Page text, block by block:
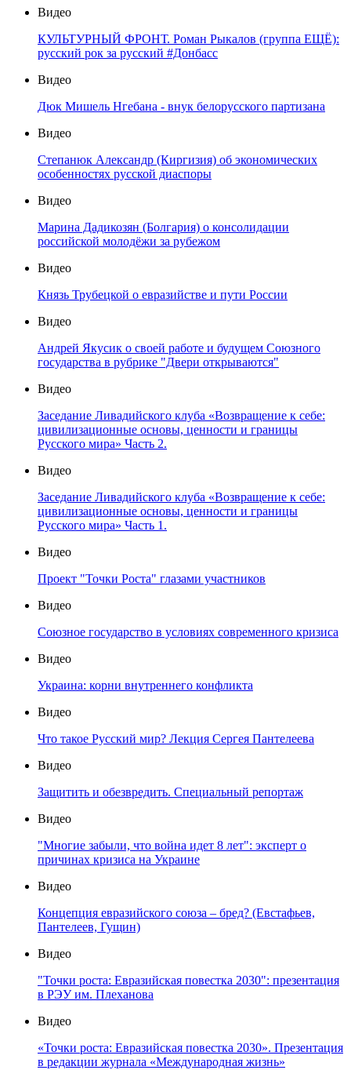
Видео
КУЛЬТУРНЫЙ ФРОНТ. Роман Рыкалов (группа ЕЩЁ):
русский рок за русский #Донбасс
Видео
Дюк Мишель Нгебана - внук белорусского партизана
Видео
Степанюк Александр (Киргизия) об экономических
особенностях русской диаспоры
Видео
Марина Дадикозян (Болгария) о консолидации
российской молодёжи за рубежом
Видео
Князь Трубецкой о евразийстве и пути России
Видео
Андрей Якусик о своей работе и будущем Союзного
государства в рубрике "Двери открываются"
Видео
Заседание Ливадийского клуба «Возвращение к себе:
цивилизационные основы, ценности и границы
Русского мира» Часть 2.
Видео
Заседание Ливадийского клуба «Возвращение к себе:
цивилизационные основы, ценности и границы
Русского мира» Часть 1.
Видео
Проект "Точки Роста" глазами участников
Видео
Союзное государство в условиях современного кризиса
Видео
Украина: корни внутреннего конфликта
Видео
Что такое Русский мир? Лекция Сергея Пантелеева
Видео
Защитить и обезвредить. Специальный репортаж
Видео
"Многие забыли, что война идет 8 лет": эксперт о
причинах кризиса на Украине
Видео
Концепция евразийского союза – бред? (Евстафьев,
Пантелеев, Гущин)
Видео
"Точки роста: Евразийская повестка 2030": презентация
в РЭУ им. Плеханова
Видео
«Точки роста: Евразийская повестка 2030». Презентация
в редакции журнала «Международная жизнь»